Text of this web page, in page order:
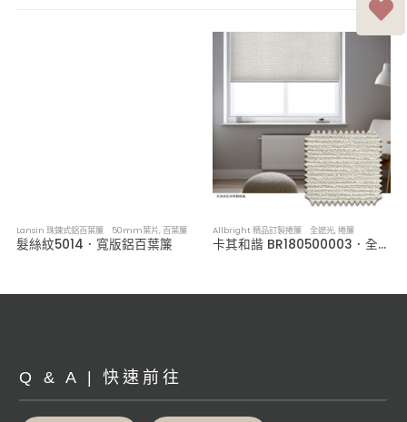
Lansin 珠鍊式鋁百葉簾 50mm葉片,百葉簾
髮絲紋5014．寬版鋁百葉簾
Allbright 精品訂製捲簾 全遮光,捲簾
卡其和諧 BR180500003．全遮光捲簾
Q & A | 快速前往